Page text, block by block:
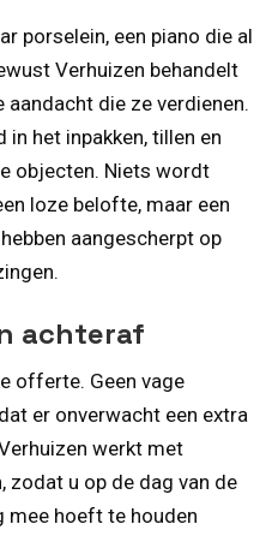
porselein, een piano die al
Verhuizen behandelt
die ze verdienen.
het inpakken, tillen en
objecten. Niets wordt
loze belofte, maar een
aangescherpt op
achteraf
offerte. Geen vage
er onverwacht een extra
werkt met
u op de dag van de
mee hoeft te houden